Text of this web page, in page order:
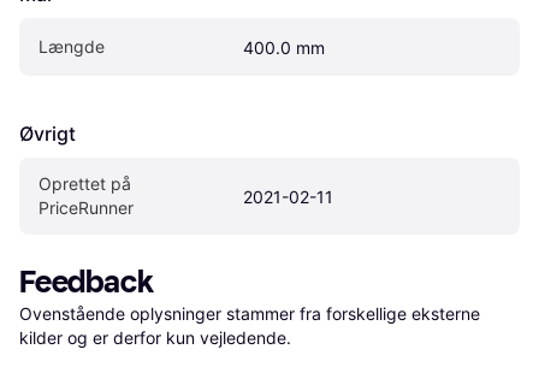
Længde 400.0 mm
Øvrigt
Oprettet på
PriceRunner
2021-02-11
Feedback
Ovenstående oplysninger stammer fra forskellige eksterne
kilder og er derfor kun vejledende.